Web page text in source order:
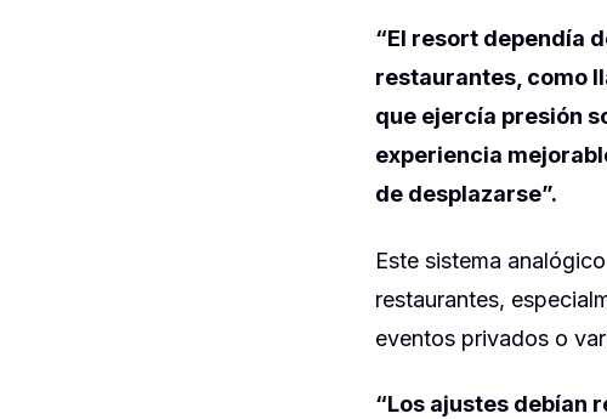
“El resort dependía
restaurantes, como
que ejercía presión
experiencia
de desplazarse”.
Este sistema
restaurantes,
eventos privados o
“Los ajustes debían